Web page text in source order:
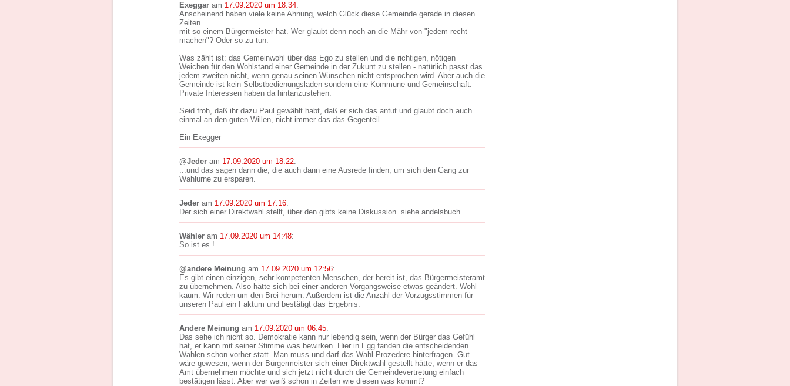
Exeggar am 17.09.2020 um 18:34:
Anscheinend haben viele keine Ahnung, welch Glück diese Gemeinde gerade in diesen
Zeiten
mit so einem Bürgermeister hat. Wer glaubt denn noch an die Mähr von "jedem recht
machen"? Oder so zu tun.
Was zählt ist: das Gemeinwohl über das Ego zu stellen und die richtigen, nötigen
Weichen für den Wohlstand einer Gemeinde in der Zukunt zu stellen - natürlich passt das
jedem zweiten nicht, wenn genau seinen Wünschen nicht entsprochen wird. Aber auch die
Gemeinde ist kein Selbstbedienungsladen sondern eine Kommune und Gemeinschaft.
Private Interessen haben da hintanzustehen.
Seid froh, daß ihr dazu Paul gewählt habt, daß er sich das antut und glaubt doch auch
einmal an den guten Willen, nicht immer das das Gegenteil.
Ein Exegger
@Jeder am 17.09.2020 um 18:22:
...und das sagen dann die, die auch dann eine Ausrede finden, um sich den Gang zur
Wahlurne zu ersparen.
Jeder am 17.09.2020 um 17:16:
Der sich einer Direktwahl stellt, über den gibts keine Diskussion..siehe andelsbuch
Wähler am 17.09.2020 um 14:48:
So ist es !
@andere Meinung am 17.09.2020 um 12:56:
Es gibt einen einzigen, sehr kompetenten Menschen, der bereit ist, das Bürgermeisteramt
zu übernehmen. Also hätte sich bei einer anderen Vorgangsweise etwas geändert. Wohl
kaum. Wir reden um den Brei herum. Außerdem ist die Anzahl der Vorzugsstimmen für
unseren Paul ein Faktum und bestätigt das Ergebnis.
Andere Meinung am 17.09.2020 um 06:45:
Das sehe ich nicht so. Demokratie kann nur lebendig sein, wenn der Bürger das Gefühl
hat, er kann mit seiner Stimme was bewirken. Hier in Egg fanden die entscheidenden
Wahlen schon vorher statt. Man muss und darf das Wahl-Prozedere hinterfragen. Gut
wäre gewesen, wenn der Bürgermeister sich einer Direktwahl gestellt hätte, wenn er das
Amt übernehmen möchte und sich jetzt nicht durch die Gemeindevertretung einfach
bestätigen lässt. Aber wer weiß schon in Zeiten wie diesen was kommt?